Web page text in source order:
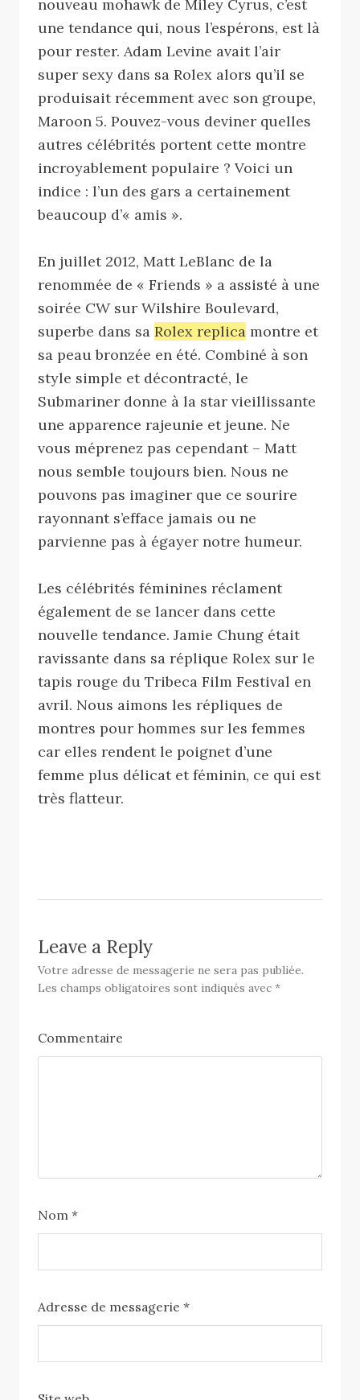
nouveau mohawk de Miley Cyrus, c’est
une tendance qui, nous l’espérons, est là
pour rester. Adam Levine avait l’air
super sexy dans sa Rolex alors qu’il se
produisait récemment avec son groupe,
Maroon 5. Pouvez-vous deviner quelles
autres célébrités portent cette montre
incroyablement populaire ? Voici un
indice : l’un des gars a certainement
beaucoup d’« amis ».
En juillet 2012, Matt LeBlanc de la
renommée de « Friends » a assisté à une
soirée CW sur Wilshire Boulevard,
superbe dans saRolex replica montre et
sa peau bronzée en été. Combiné à son
style simple et décontracté, le
Submariner donne à la star vieillissante
une apparence rajeunie et jeune. Ne
vous méprenez pas cependant – Matt
nous semble toujours bien. Nous ne
pouvons pas imaginer que ce sourire
rayonnant s’efface jamais ou ne
parvienne pas à égayer notre humeur.
Les célébrités féminines réclament
également de se lancer dans cette
nouvelle tendance. Jamie Chung était
ravissante dans sa réplique Rolex sur le
tapis rouge du Tribeca Film Festival en
avril. Nous aimons les répliques de
montres pour hommes sur les femmes
car elles rendent le poignet d’une
femme plus délicat et féminin, ce qui est
très flatteur.
Leave a Reply
Votre adresse de messagerie ne sera pas publiée.
Les champs obligatoires sont indiqués avec*
Commentaire
Nom*
Adresse de messagerie*